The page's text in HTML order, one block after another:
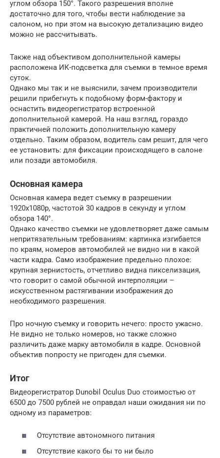
углом обзора 150°. Такого разрешения вполне
достаточно для того, чтобы вести наблюдение за
салоном, но при этом на высокую детализацию видео
можно не рассчитывать.
Также над объективом дополнительной камеры
расположена ИК-подсветка для съемки в темное время
суток.
Однако мы так и не выяснили, зачем производители
решили прибегнуть к подобному форм-фактору и
оснастить видеорегистратор встроенной
дополнительной камерой. На наш взгляд, гораздо
практичней положить дополнительную камеру
отдельно. Таким образом, водитель сам решит, для чего
ее установить: для фиксации происходящего в салоне
или позади автомобиля.
Основная камера
Основная камера ведет съемку в разрешении
1920х1080р, частотой 30 кадров в секунду и углом
обзора 140°.
Однако качество съемки не удовлетворяет даже самым
непритязательным требованиям: картинка изгибается
по краям, номеров автомобилей не видно ни в какой
части кадра. Само изображение предельно плохое:
крупная зернистость, отчетливо видна пикселизация,
что говорит о самой обычной интерполяции –
искусственном растягивании изображения до
необходимого разрешения.
Про ночную съемку и говорить нечего: просто ужасно.
Не видно не только номеров, но также сложно
различить даже марку автомобиля в кадре. Основной
объектив попросту не пригоден для съемки.
Итог
Видеорегистратор Dunobil Oculus Duo стоимостью от
6500 до 7500 рублей не оправдал наши ожидания ни по
одному из параметров:
Отсутствие автономного питания
Отсутствие какого бы то ни было